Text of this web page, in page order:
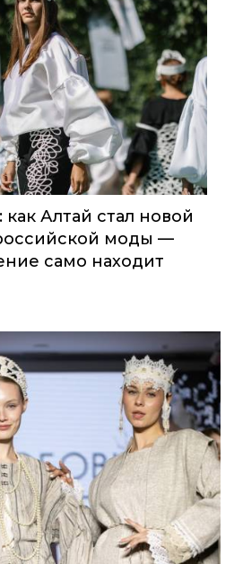
Алтай стал новой
моды —
само находит